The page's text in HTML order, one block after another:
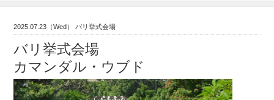
2025.07.23（Wed） バリ挙式会場
バリ挙式会場
カマンダル・ウブド